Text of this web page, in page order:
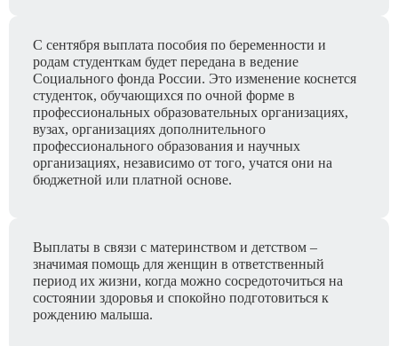
С сентября выплата пособия по беременности и
родам студенткам будет передана в ведение
Социального фонда России. Это изменение коснется
студенток, обучающихся по очной форме в
профессиональных образовательных организациях,
вузах, организациях дополнительного
профессионального образования и научных
организациях, независимо от того, учатся они на
бюджетной или платной основе.
Выплаты в связи с материнством и детством –
значимая помощь для женщин в ответственный
период их жизни, когда можно сосредоточиться на
состоянии здоровья и спокойно подготовиться к
рождению малыша.